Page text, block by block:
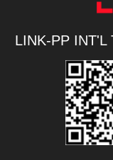
LINK-PP INT'L